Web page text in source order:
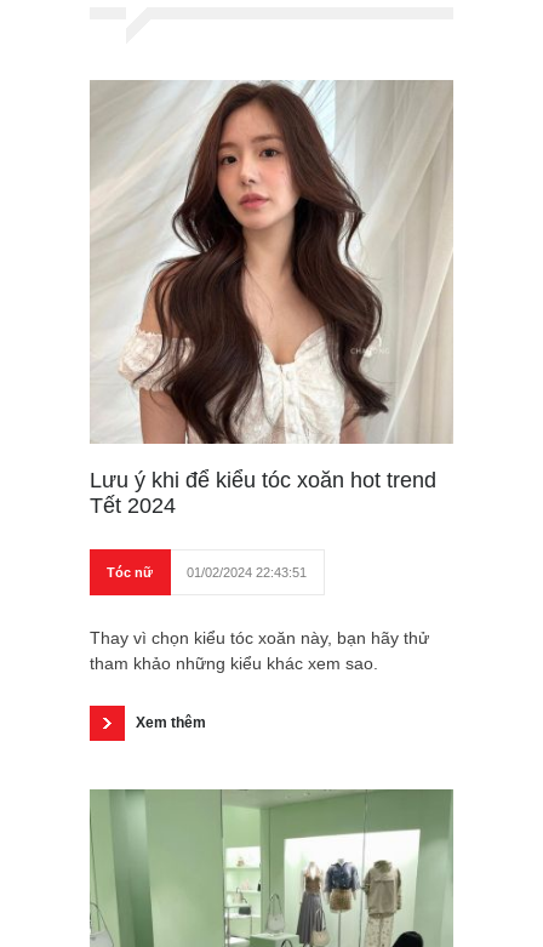
Lưu ý khi để kiểu tóc xoăn hot trend
Tết 2024
Tóc nữ 01/02/2024 22:43:51
Thay vì chọn kiểu tóc xoăn này, bạn hãy thử
tham khảo những kiểu khác xem sao.
Xem thêm